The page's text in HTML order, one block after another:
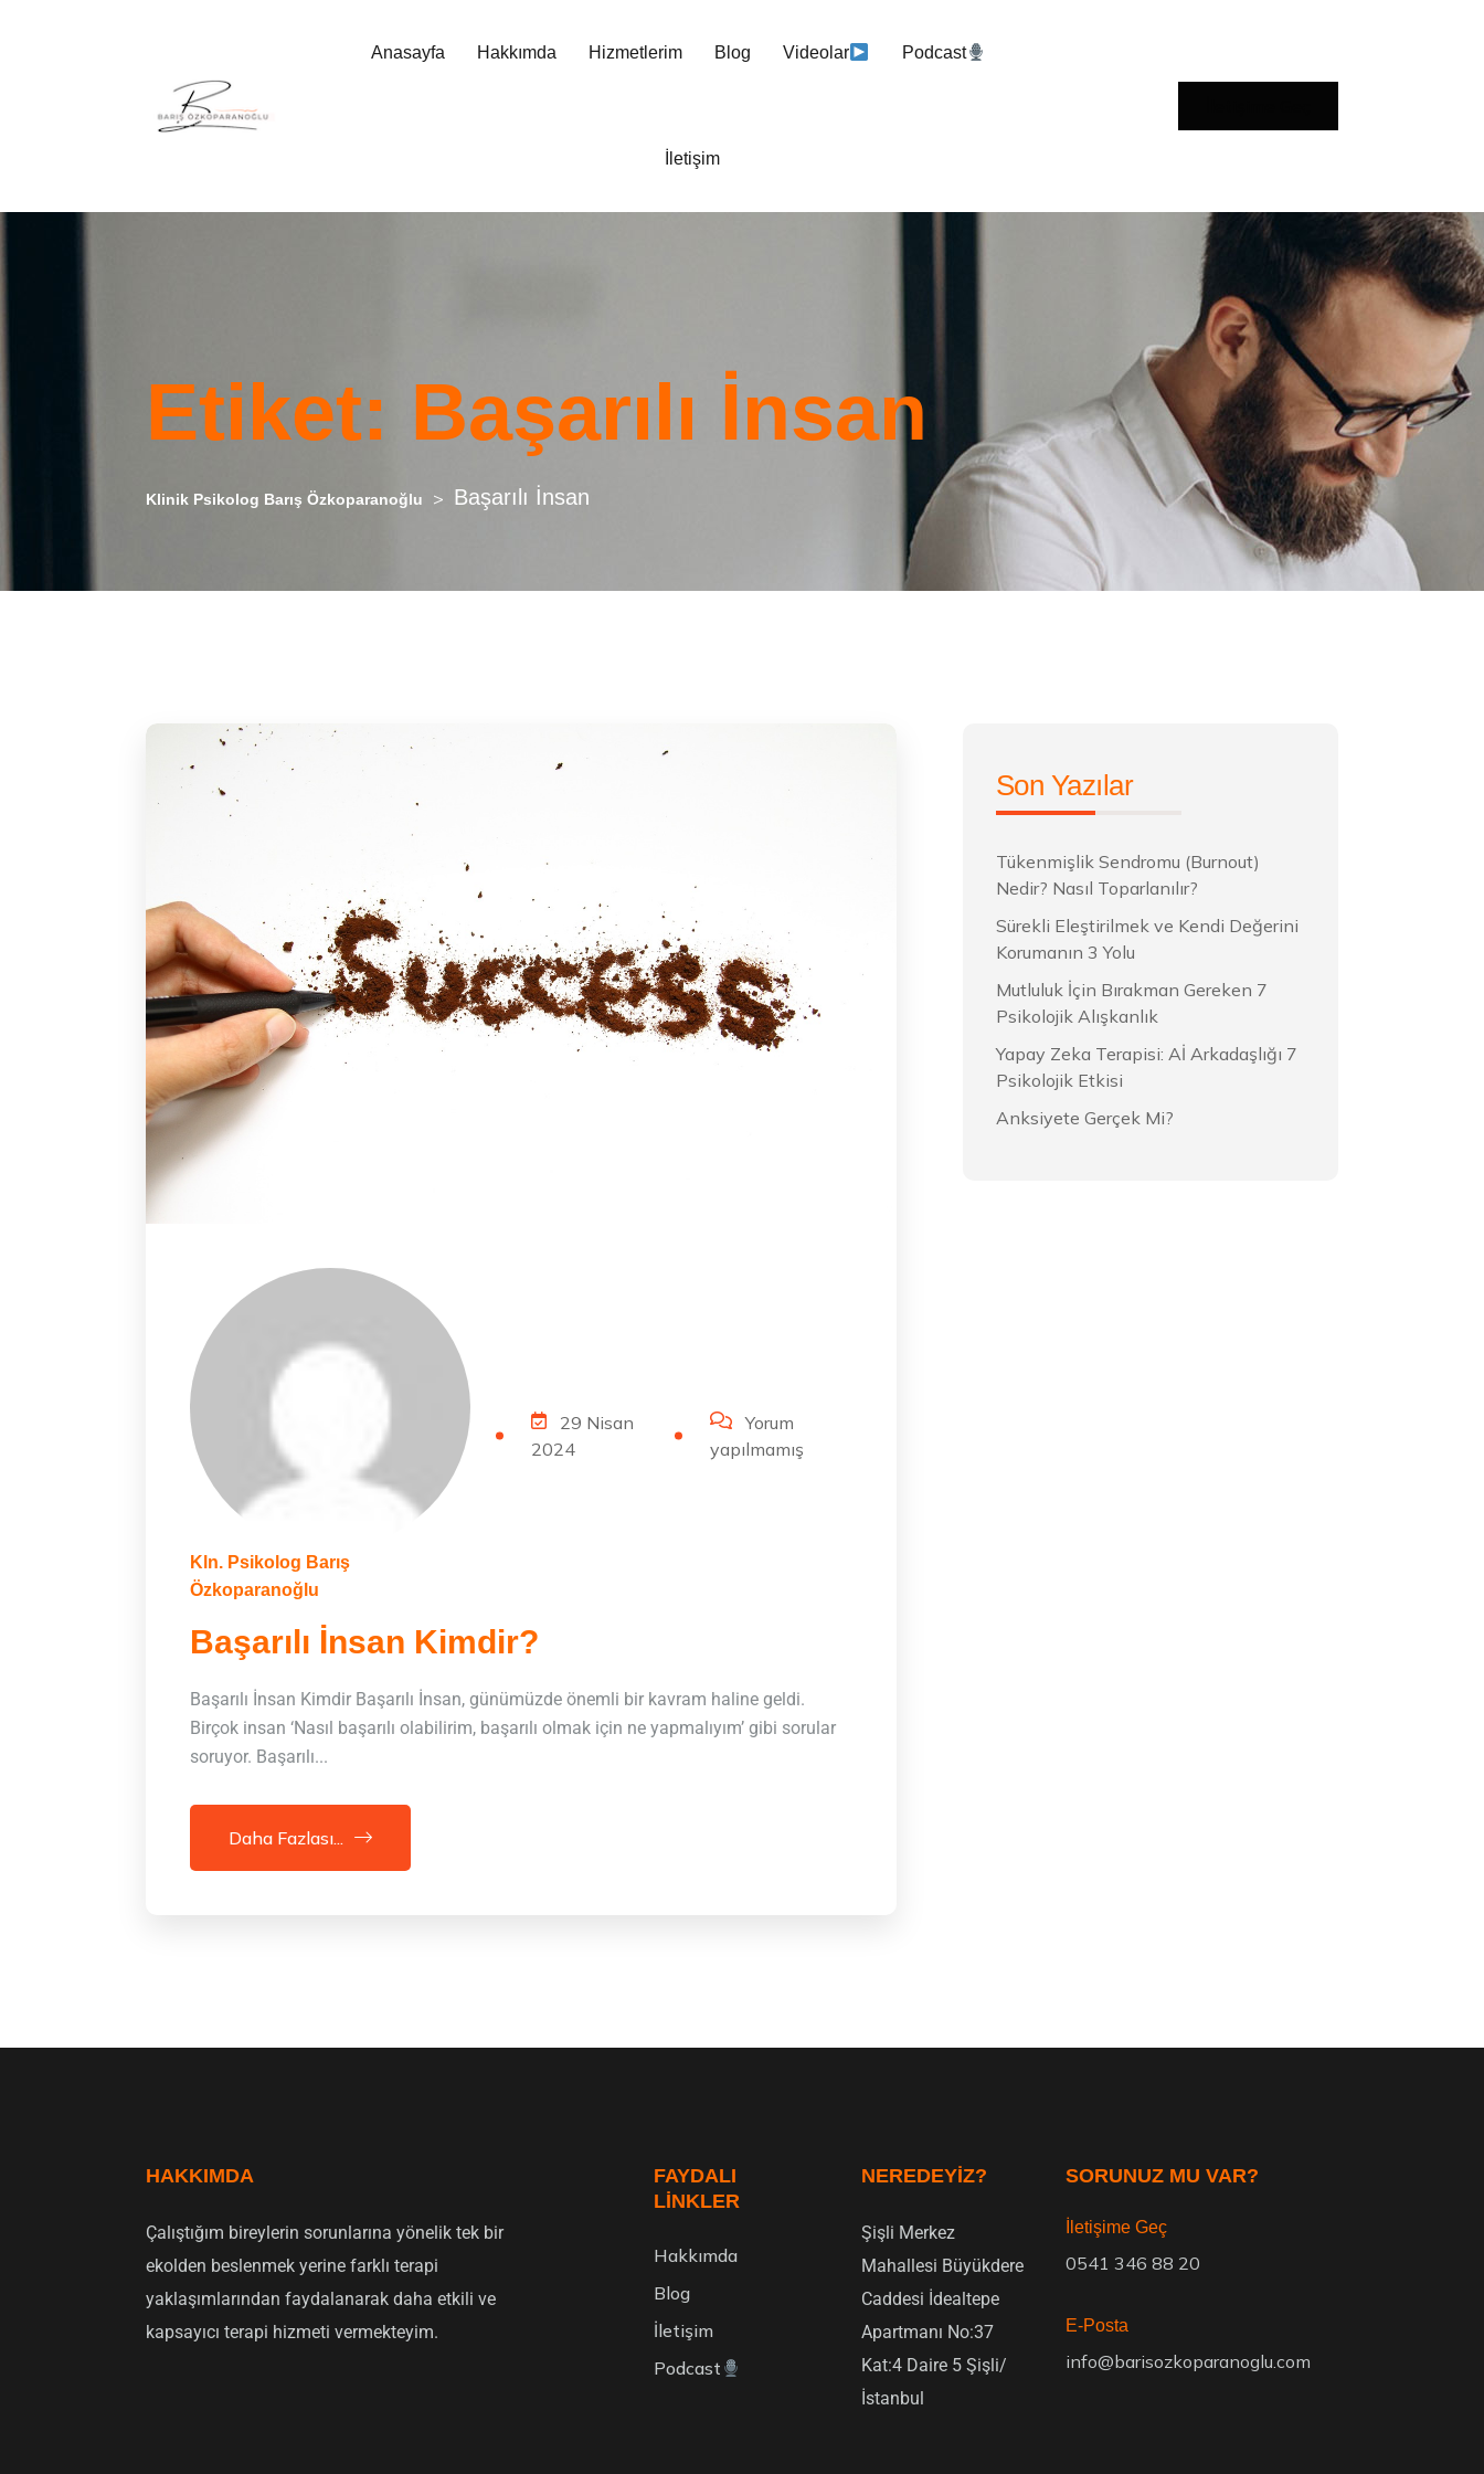
Anasayfa Hakkımda Hizmetlerim Blog Videolar Podcast
İletişim
Etiket: Başarılı İnsan
Klinik Psikolog Barış Özkoparanoğlu > Başarılı İnsan
Kln. Psikolog Barış
Özkoparanoğlu
29 Nisan
2024
Yorum
yapılmamış
Başarılı İnsan Kimdir?
Başarılı İnsan Kimdir Başarılı İnsan, günümüzde önemli bir kavram haline geldi.
Birçok insan ‘Nasıl başarılı olabilirim, başarılı olmak için ne yapmalıyım’ gibi sorular
soruyor. Başarılı...
Daha Fazlası...
Son Yazılar
Tükenmişlik Sendromu (Burnout)
Nedir? Nasıl Toparlanılır?
Sürekli Eleştirilmek ve Kendi Değerini
Korumanın 3 Yolu
Mutluluk İçin Bırakman Gereken 7
Psikolojik Alışkanlık
Yapay Zeka Terapisi: Aİ Arkadaşlığı 7
Psikolojik Etkisi
Anksiyete Gerçek Mi?
HAKKIMDA
Çalıştığım bireylerin sorunlarına yönelik tek bir
ekolden beslenmek yerine farklı terapi
yaklaşımlarından faydalanarak daha etkili ve
kapsayıcı terapi hizmeti vermekteyim.
FAYDALI
LINKLER
Hakkımda
Blog
İletişim
Podcast
NEREDEYIZ?
Şişli Merkez
Mahallesi Büyükdere
Caddesi İdealtepe
Apartmanı No:37
Kat:4 Daire 5 Şişli/
İstanbul
SORUNUZ MU VAR?
İletişime Geç
0541 346 88 20
E-Posta
info@barisozkoparanoglu.com